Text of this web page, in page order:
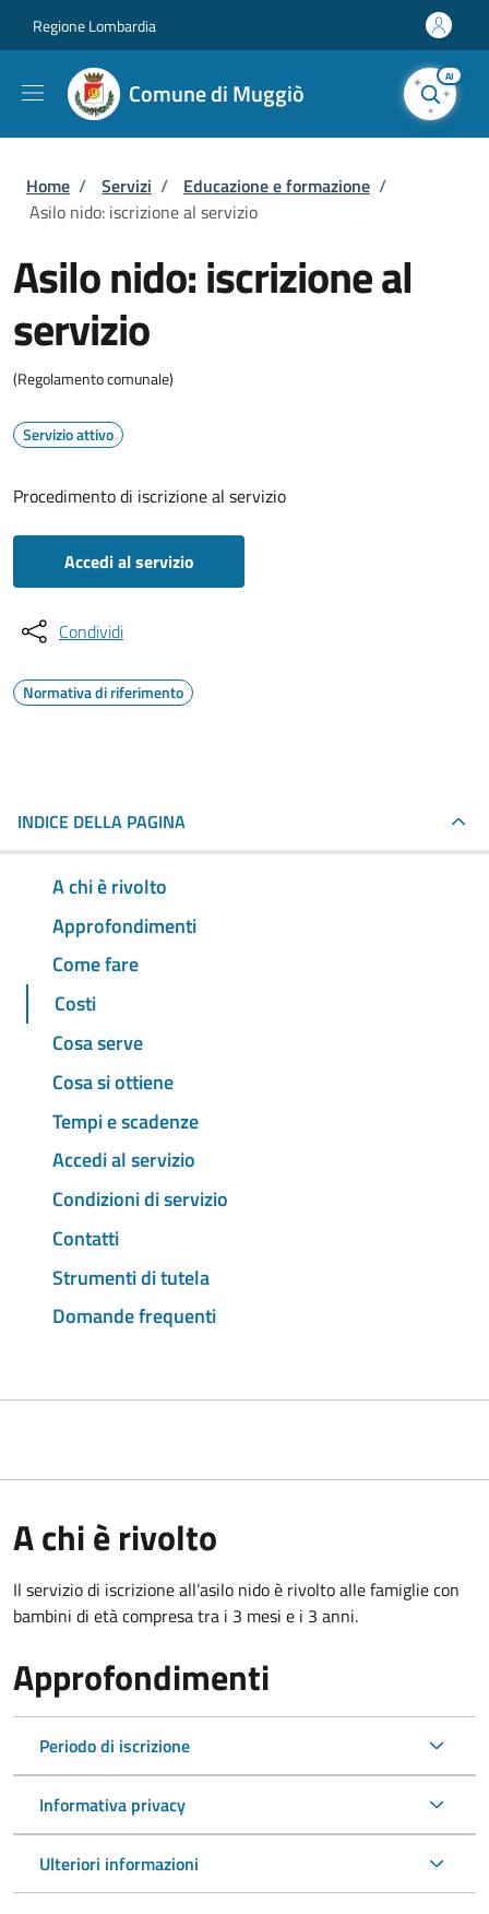
Regione Lombardia
Comune di Muggiò
AI
Briciole di pane
Home / Servizi / Educazione e formazione /
Asilo nido: iscrizione al servizio
Asilo nido: iscrizione al
servizio
(Regolamento comunale)
Servizio attivo
Procedimento di iscrizione al servizio
Accedi al servizio
Condividi
Normativa di riferimento
INDICE DELLA PAGINA
A chi è rivolto
Approfondimenti
Come fare
Costi
Cosa serve
Cosa si ottiene
Tempi e scadenze
Accedi al servizio
Condizioni di servizio
Contatti
Strumenti di tutela
Domande frequenti
A chi è rivolto
Il servizio di iscrizione all’asilo nido è rivolto alle famiglie con
bambini di età compresa tra i 3 mesi e i 3 anni.
Approfondimenti
Periodo di iscrizione
Informativa privacy
Ulteriori informazioni